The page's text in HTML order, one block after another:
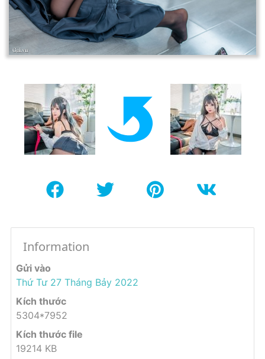
Information
Gửi vào
Thứ Tư 27 Tháng Bảy 2022
Kích thước
5304*7952
Kích thước file
19214 KB